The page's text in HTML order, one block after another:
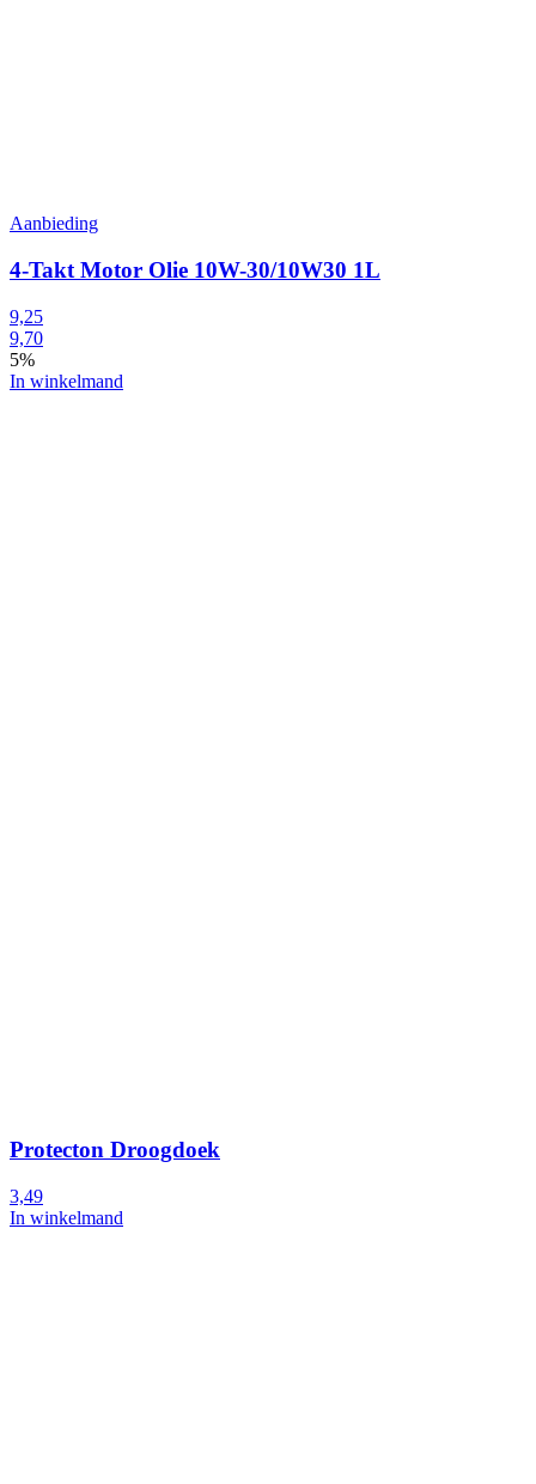
Aanbieding
4-Takt Motor Olie 10W-30/10W30 1L
9,25
9,70
5%
In winkelmand
Protecton Droogdoek
3,49
In winkelmand